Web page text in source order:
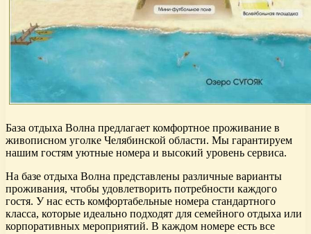
База отдыха Волна предлагает комфортное проживание в
живописном уголке Челябинской области. Мы гарантируем
нашим гостям уютные номера и высокий уровень сервиса.
На базе отдыха Волна представлены различные варианты
проживания, чтобы удовлетворить потребности каждого
гостя. У нас есть комфортабельные номера стандартного
класса, которые идеально подходят для семейного отдыха или
корпоративных мероприятий. В каждом номере есть все